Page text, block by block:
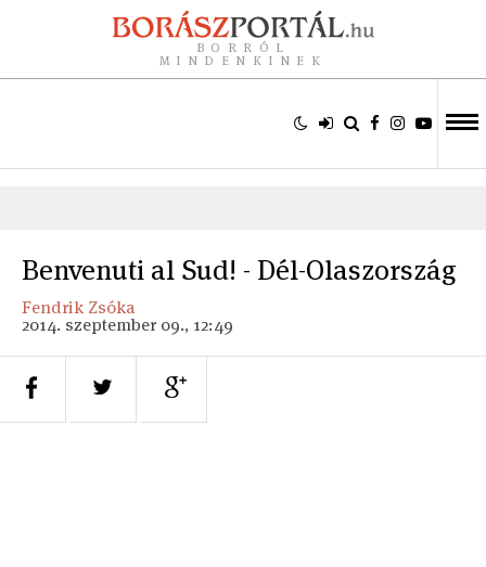
BORRÓL
MINDENKINEK
Benvenuti al Sud! - Dél-Olaszország
Fendrik Zsóka
2014. szeptember 09., 12:49